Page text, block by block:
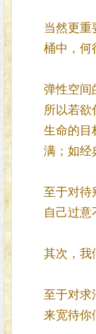
当然更重
桶中，何
弹性空间
所以若欲
生命的目
满；如经
至于对待
自己过意
其次，我
至于对求
来宽待你